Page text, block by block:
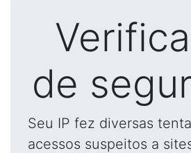
de
Seu IP fez diversas
acessos suspeitos a